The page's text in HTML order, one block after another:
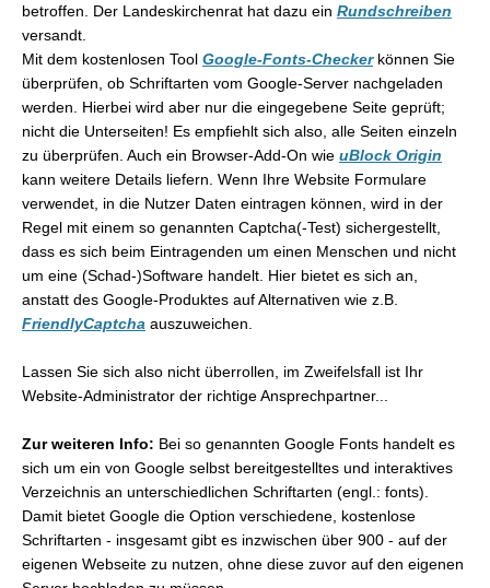
betroffen. Der Landeskirchenrat hat dazu ein Rundschreiben
versandt.
Mit dem kostenlosen Tool Google-Fonts-Checkerkönnen Sie
überprüfen, ob Schriftarten vom Google-Server nachgeladen
werden. Hierbei wird aber nur die eingegebene Seite geprüft;
nicht die Unterseiten! Es empfiehlt sich also, alle Seiten einzeln
zu überprüfen. Auch ein Browser-Add-On wie uBlock Origin
kann weitere Details liefern. Wenn Ihre Website Formulare
verwendet, in die Nutzer Daten eintragen können, wird in der
Regel mit einem so genannten Captcha(-Test) sichergestellt,
dass es sich beim Eintragenden um einen Menschen und nicht
um eine (Schad-)Software handelt. Hier bietet es sich an,
anstatt des Google-Produktes auf Alternativen wie z.B.
FriendlyCaptcha auszuweichen.
Lassen Sie sich also nicht überrollen, im Zweifelsfall ist Ihr
Website-Administrator der richtige Ansprechpartner...
Zur weiteren Info: Bei so genannten Google Fonts handelt es
sich um ein von Google selbst bereitgestelltes und interaktives
Verzeichnis an unterschiedlichen Schriftarten (engl.: fonts).
Damit bietet Google die Option verschiedene, kostenlose
Schriftarten - insgesamt gibt es inzwischen über 900 - auf der
eigenen Webseite zu nutzen, ohne diese zuvor auf den eigenen